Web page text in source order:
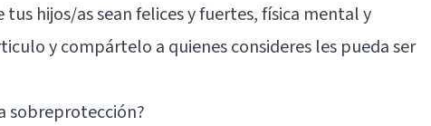
hijos/as sean felices y fuertes, física mental y
y compártelo a quienes consideres les pueda ser
sobreprotección?